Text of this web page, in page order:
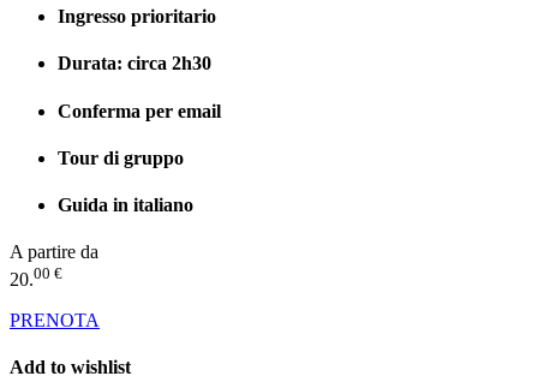
Ingresso prioritario
Durata: circa 2h30
Conferma per email
Tour di gruppo
Guida in italiano
A partire da
20.00 €
PRENOTA
Add to wishlist